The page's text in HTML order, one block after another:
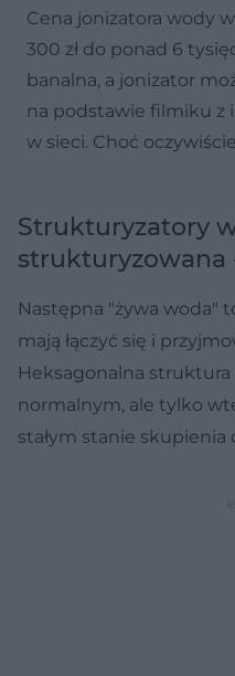
Cena jonizatora wody
300 zł do ponad 6
banalna, a jonizator
na podstawie filmiku
w sieci. Choć
Strukturyzatory
strukturyzowana
Następna "żywa woda"
mają łączyć się i
Heksagonalna
normalnym, ale tylko
stałym stanie skupienia